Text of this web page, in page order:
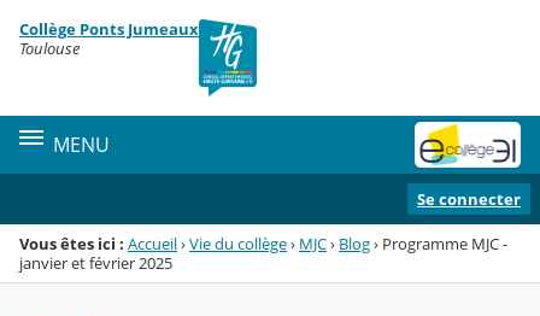
Menu de la rubrique
Contenu
Collège Ponts Jumeaux
Toulouse
MENU
Se connecter
Vous êtes ici : Accueil›Vie du collège› MJC› Blog› Programme MJC -
janvier et février 2025